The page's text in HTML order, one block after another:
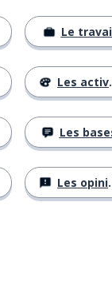
Le
Les activités
Les
Les opinions